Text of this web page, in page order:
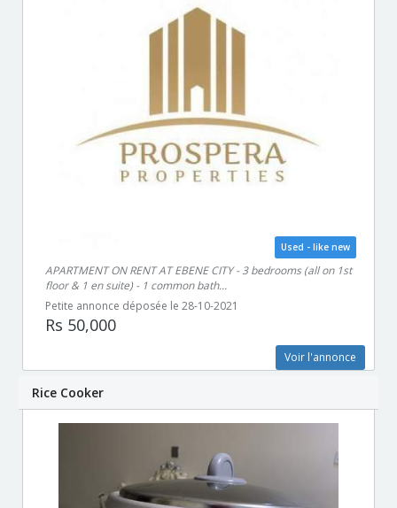
Used - like new
APARTMENT ON RENT AT EBENE CITY - 3 bedrooms (all on 1st
floor & 1 en suite) - 1 common bath...
Petite annonce déposée le 28-10-2021
Rs 50,000
Voir l'annonce
Rice Cooker